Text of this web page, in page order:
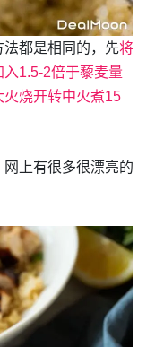
都是相同的，先将
1.5-2倍于藜麦量
烧开转中火煮15
上有很多很漂亮的